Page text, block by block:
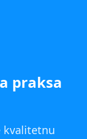
praksa
kvalitetnu